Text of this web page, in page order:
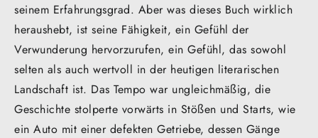
seinem Erfahrungsgrad. Aber was dieses Buch wirklich
heraushebt, ist seine Fähigkeit, ein Gefühl der
Verwunderung hervorzurufen, ein Gefühl, das sowohl
selten als auch wertvoll in der heutigen literarischen
Landschaft ist. Das Tempo war ungleichmäßig, die
Geschichte stolperte vorwärts in Stößen und Starts, wie
ein Auto mit einer defekten Getriebe, dessen Gänge